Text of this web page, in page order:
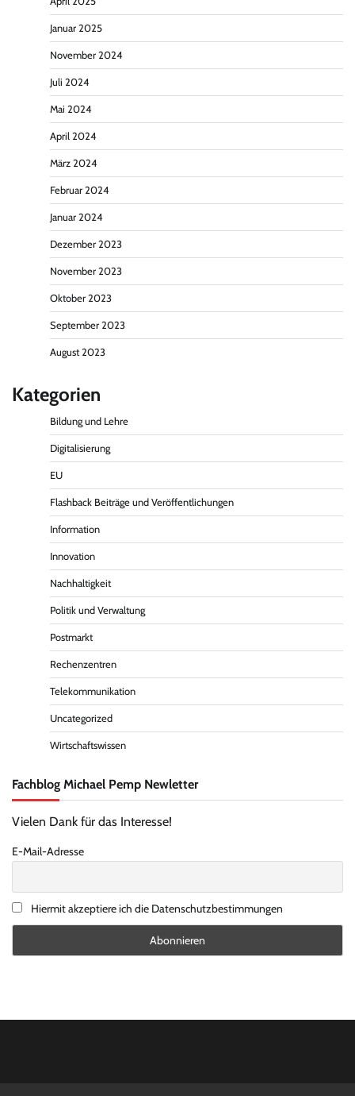
Januar 2025
November 2024
Juli 2024
Mai 2024
April 2024
März 2024
Februar 2024
Januar 2024
Dezember 2023
November 2023
Oktober 2023
September 2023
August 2023
Kategorien
Bildung und Lehre
Digitalisierung
EU
Flashback Beiträge und Veröffentlichungen
Information
Innovation
Nachhaltigkeit
Politik und Verwaltung
Postmarkt
Rechenzentren
Telekommunikation
Uncategorized
Wirtschaftswissen
Fachblog Michael Pemp Newletter
Vielen Dank für das Interesse!
E-Mail-Adresse
Hiermit akzeptiere ich die Datenschutzbestimmungen